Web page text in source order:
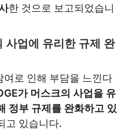
한 것으로 보고되었습니
사업에 유리한 규제 완
여로 인해 부담을 느낀다
가 머스크의 사업을 유
정부 규제를 완화하고 있
고 있습니다.